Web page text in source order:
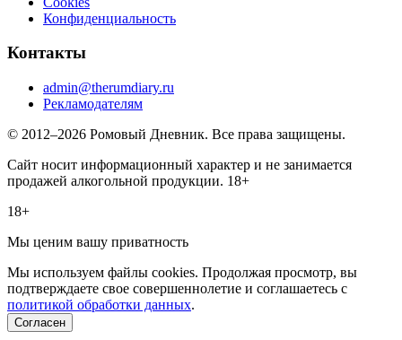
Конфиденциальность
Контакты
admin@therumdiary.ru
Рекламодателям
© 2012–2026 Ромовый Дневник. Все права защищены.
Сайт носит информационный характер и не занимается
продажей алкогольной продукции. 18+
18+
Мы ценим вашу приватность
Мы используем файлы cookies. Продолжая просмотр, вы
подтверждаете свое совершеннолетие и соглашаетесь с
политикой обработки данных.
Согласен